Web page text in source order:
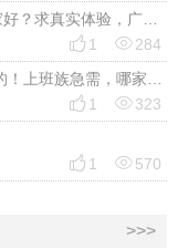
 1 284
 1 323
 1 570
>>>